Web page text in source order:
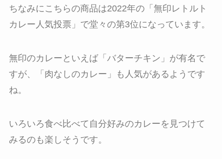
ちなみにこちらの商品は2022年の「無印レトルト
カレー人気投票」で堂々の第3位になっています。
無印のカレーといえば「バターチキン」が有名で
すが、「肉なしのカレー」も人気があるようです
ね。
いろいろ食べ比べて自分好みのカレーを見つけて
みるのも楽しそうです。